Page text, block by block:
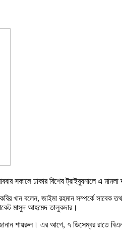
সকালে ঢাকার বিশেষ ট্রাইব্যুনালে এ মামলা
খান বলেন, জাইমা রহমান সম্পর্কে
মাসুদ আহমেদ তালুকদার।
শায়রুল। এর আগে, ৭ ডিসেম্বর রাতে